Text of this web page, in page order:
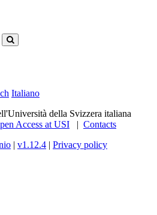
Italiano
della Svizzera italiana
Access at USI | Contacts
| v1.12.4 | Privacy policy